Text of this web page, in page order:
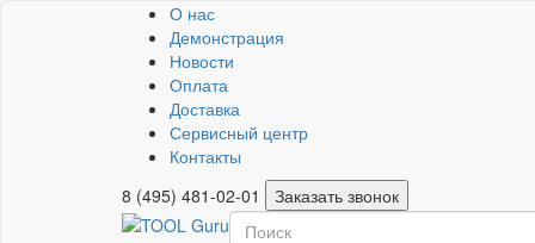
О нас
Демонстрация
Новости
Оплата
Доставка
Сервисный центр
Контакты
8 (495) 481-02-01
Заказать звонок